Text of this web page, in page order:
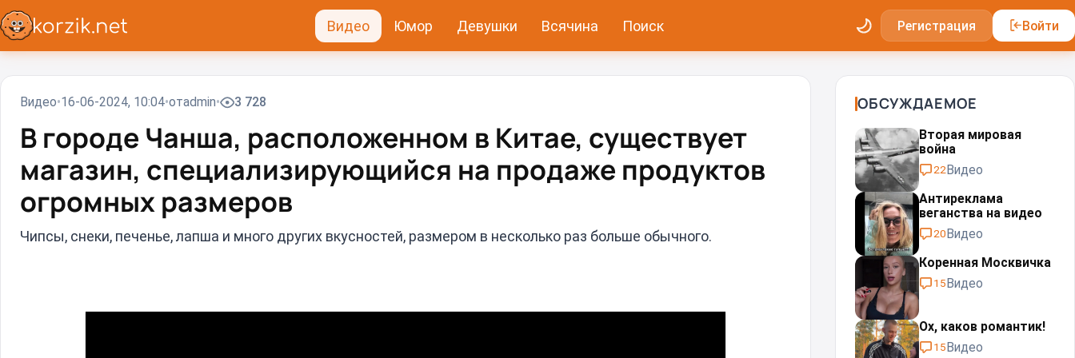
Видео Юмор Девушки Всячина Поиск Регистрация Войти
Видео 16-06-2024, 10:04 отadmin 3 728
В городе Чанша, расположенном в Китае, существует
магазин, специализирующийся на продаже продуктов
огромных размеров
Чипсы, снеки, печенье, лапша и много других вкусностей, размером в несколько раз больше обычного.
ОБСУЖДАЕМОЕ
Вторая мировая
война
22Видео
Антиреклама
веганства на видео
20Видео
Коренная Москвичка
15Видео
Ох, каков романтик!
15Видео